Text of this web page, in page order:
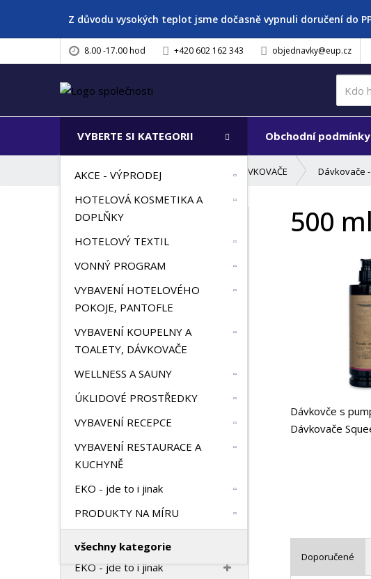
Z důvodu vysokých teplot jsme dočasně vypnuli doručení do
8.00 -17.00 hod +420 602 162 343 objednavky@eup.cz
VYBERTE SI KATEGORII
AKCE - VÝPRODEJ
HOTELOVÁ KOSMETIKA A
DOPLŇKY
HOTELOVÝ TEXTIL
VONNÝ PROGRAM
VYBAVENÍ HOTELOVÉHO
POKOJE, PANTOFLE
VYBAVENÍ KOUPELNY A
TOALETY, DÁVKOVAČE
WELLNESS A SAUNY
ÚKLIDOVÉ PROSTŘEDKY
VYBAVENÍ RECEPCE
VYBAVENÍ RESTAURACE A
KUCHYNĚ
EKO - jde to i jinak
PRODUKTY NA MÍRU
všechny kategorie
Obchodní podmínky
VYBAVENÍ KOUPELNY A TOALETY, DÁVKOVAČE Dávkovače
500
Dávkovče s
Dávkovače
Doporučené
VŠECHNY KATEGORIE
DOPLŇKY
VONNÝ PROGRAM
VYBAVENÍ HOTELOVÉHO
TOALETY, DÁVKOVAČE
WELLNESS A SAUNY
VYBAVENÍ RESTAURACE A
KUCHYNĚ
EKO - jde to i jinak